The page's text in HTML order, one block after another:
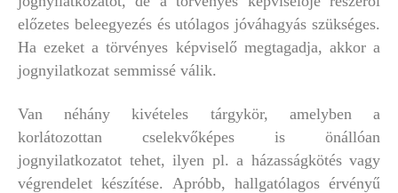
előzetes beleegyezés és utólagos jóváhagyás szükséges.
Ha ezeket a törvényes képviselő megtagadja, akkor a
jognyilatkozat semmissé válik.
Van néhány kivételes tárgykör, amelyben a
korlátozottan cselekvőképes is önállóan
jognyilatkozatot tehet, ilyen pl. a házasságkötés vagy
végrendelet készítése. Apróbb, hallgatólagos érvényű